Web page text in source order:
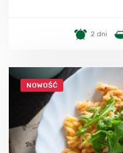
2 dni
NOWOŚĆ